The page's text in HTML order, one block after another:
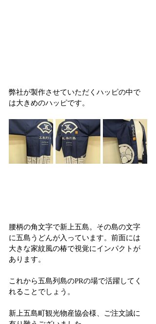
弊社が製作させていただくハッピの中で
は大きめのハッピです。
腰柄の角文字で新上五島。その島の文字
に五島うどんが入っています。前面には
大きな家紋風の椿で視覚にインパクトが
あります。
これから五島列島のPRの場で活躍してく
れることでしょう。
新上五島町観光物産協会様、ご注文誠に